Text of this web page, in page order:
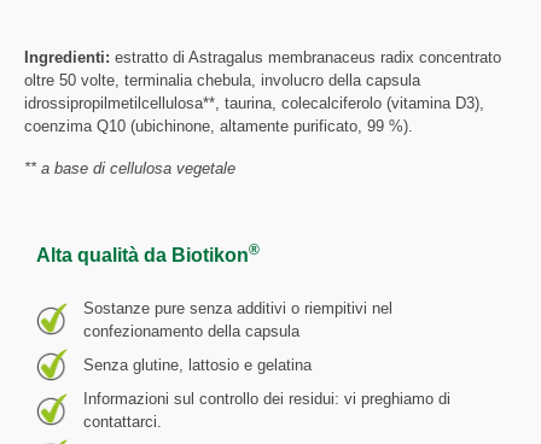
Ingredienti: estratto di Astragalus membranaceus radix concentrato
oltre 50 volte, terminalia chebula, involucro della capsula
idrossipropilmetilcellulosa**, taurina, colecalciferolo (vitamina D3),
coenzima Q10 (ubichinone, altamente purificato, 99 %).
** a base di cellulosa vegetale
Alta qualità da Biotikon®
Sostanze pure senza additivi o riempitivi nel
confezionamento della capsula
Senza glutine, lattosio e gelatina
Informazioni sul controllo dei residui: vi preghiamo di
contattarci.